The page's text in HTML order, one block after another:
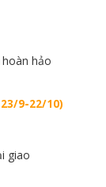
hảo
9-22/10)
giao